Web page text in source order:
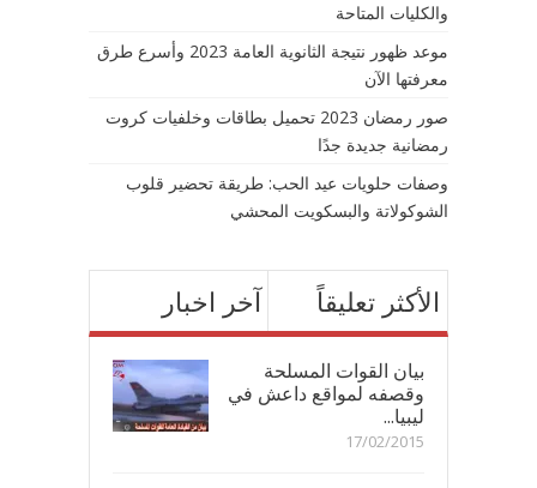
والكليات المتاحة
موعد ظهور نتيجة الثانوية العامة 2023 وأسرع طرق
معرفتها الآن
صور رمضان 2023 تحميل بطاقات وخلفيات كروت
رمضانية جديدة جدًا
وصفات حلويات عيد الحب: طريقة تحضير قلوب
الشوكولاتة والبسكويت المحشي
آخر اخبار الأكثر تعليقاً
بيان القوات المسلحة
وقصفه لمواقع داعش في
ليبيا...
17/02/2015